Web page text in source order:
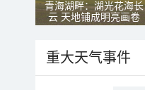
青海湖畔：湖光花海长
云 天地铺成明亮画卷
重大天气事件